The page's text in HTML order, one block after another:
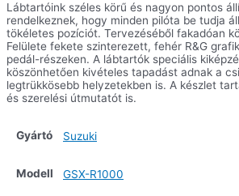
Lábtartóink széles körű és nagyon pontos
rendelkeznek, hogy minden pilóta be tudja
tökéletes pozíciót. Tervezéséből fakadóan
Felülete fekete szinterezett, fehér R&G
pedál-részeken. A lábtartók speciális
köszönhetően kivételes tapadást adnak a
legtrükkösebb helyzetekben is. A készlet
és szerelési útmutatót is.
Gyártó Suzuki
Modell GSX-R1000